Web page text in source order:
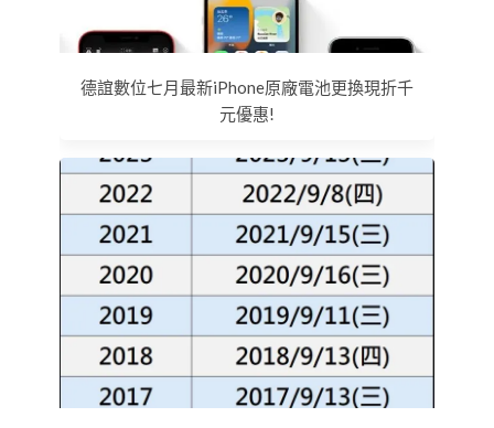
德誼數位七月最新iPhone原廠電池更換現折千
元優惠!